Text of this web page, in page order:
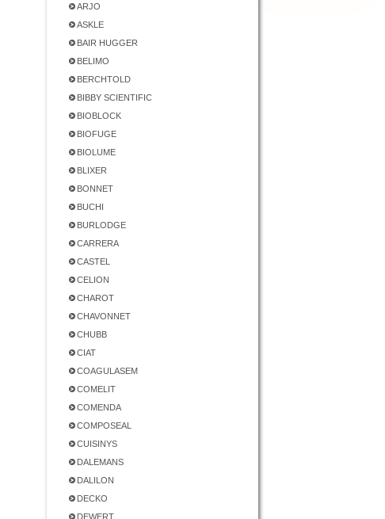
ARJO
ASKLE
BAIR HUGGER
BELIMO
BERCHTOLD
BIBBY SCIENTIFIC
BIOBLOCK
BIOFUGE
BIOLUME
BLIXER
BONNET
BUCHI
BURLODGE
CARRERA
CASTEL
CELION
CHAROT
CHAVONNET
CHUBB
CIAT
COAGULASEM
COMELIT
COMENDA
COMPOSEAL
CUISINYS
DALEMANS
DALILON
DECKO
DEWERT